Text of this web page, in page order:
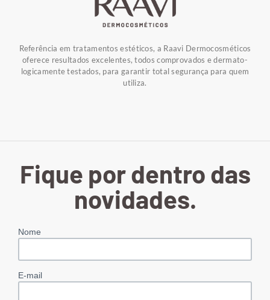
Referência em tratamentos estéticos, a Raavi Dermocosméticos
oferece resultados excelentes, todos comprovados e dermato-
logicamente testados, para garantir total segurança para quem
utiliza.
Fique por dentro das
novidades.
Nome
E-mail